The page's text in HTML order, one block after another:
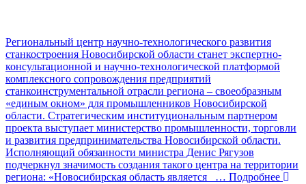
Региональный центр научно-технологического развития
станкостроения Новосибирской области станет экспертно-
консультационной и научно-технологической платформой
комплексного сопровождения предприятий
станкоинструментальной отрасли региона – своеобразным
«единым окном» для промышленников Новосибирской
области. Стратегическим институциональным партнером
проекта выступает министерство промышленности, торговли
и развития предпринимательства Новосибирской области.
Исполняющий обязанности министра Денис Рягузов
подчеркнул значимость создания такого центра на территории
региона: «Новосибирская область является
… Подробнее